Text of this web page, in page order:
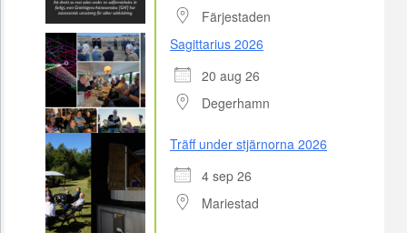
Färjestaden
Sagittarius 2026
20 aug 26
Degerhamn
Träff under stjärnorna 2026
4 sep 26
Mariestad